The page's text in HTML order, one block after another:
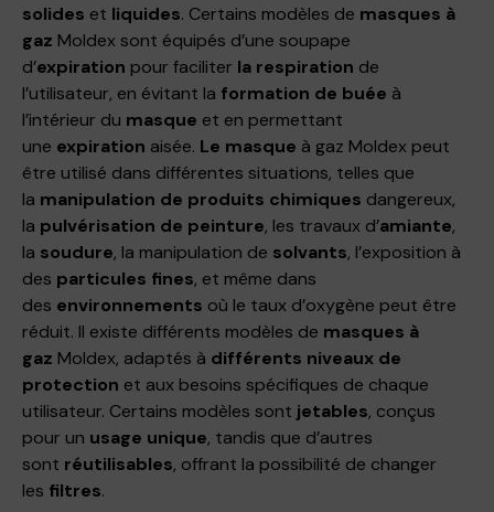
solides et liquides. Certains modèles de masques à
gaz Moldex sont équipés d’une soupape
d’expiration pour faciliter la respiration de
l’utilisateur, en évitant la formation de buée à
l’intérieur du masque et en permettant
une expiration aisée. Le masque à gaz Moldex peut
être utilisé dans différentes situations, telles que
la manipulation de produits chimiques dangereux,
la pulvérisation de peinture, les travaux d’amiante,
la soudure, la manipulation de solvants, l’exposition à
des particules fines, et même dans
des environnements où le taux d’oxygène peut être
réduit. Il existe différents modèles de masques à
gaz Moldex, adaptés à différents niveaux de
protection et aux besoins spécifiques de chaque
utilisateur. Certains modèles sont jetables, conçus
pour un usage unique, tandis que d’autres
sont réutilisables, offrant la possibilité de changer
les filtres.